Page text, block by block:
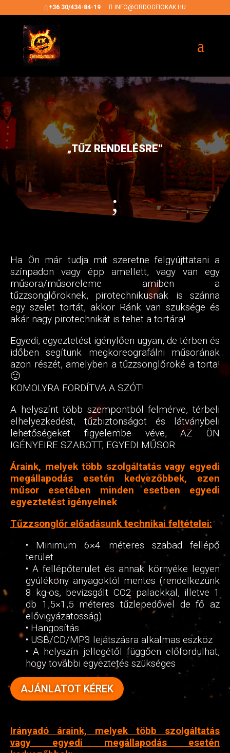
+36 30/434-84-19 INFO@ORDOGFIOKAK.HU
„TŰZ RENDELÉSRE”
;
Ha Ön már tudja mit szeretne felgyújttatani a
színpadon vagy épp amellett, vagy van egy
műsora/műsoreleme amiben a
tűzzsonglőröknek, pirotechnikusnak is szánna
egy szelet tortát, akkor Ránk van szüksége és
akár nagy pirotechnikát is tehet a tortára!
Egyedi, egyeztetést igénylően ugyan, de térben és
időben segítünk megkoreografálni műsorának
azon részét, amelyben a tűzzsonglőröké a torta!
🙂
KOMOLYRA FORDÍTVA A SZÓT!
A helyszínt több szempontból felmérve, térbeli
elhelyezkedést, tűzbiztonságot és látványbeli
lehetőségeket figyelembe véve, AZ ÖN
IGÉNYEIRE SZABOTT, EGYEDI MŰSOR
Áraink, melyek több szolgáltatás vagy egyedi
megállapodás esetén kedvezőbbek, ezen
műsor esetében minden esetben egyedi
egyeztetést igényelnek
Tűzzsonglőr előadásunk technikai feltételei:
• Minimum 6×4 méteres szabad fellépő
terület
• A fellépőterület és annak környéke legyen
gyúlékony anyagoktól mentes (rendelkezünk
8 kg-os, bevizsgált CO2 palackkal, illetve 1
db 1,5×1,5 méteres tűzlepedővel de fő az
elővigyázatosság)
• Hangosítás
• USB/CD/MP3 lejátszásra alkalmas eszköz
• A helyszín jellegétől függően előfordulhat,
hogy további egyeztetés szükséges
AJÁNLATOT KÉREK
Irányadó áraink, melyek több szolgáltatás
vagy egyedi megállapodás esetén